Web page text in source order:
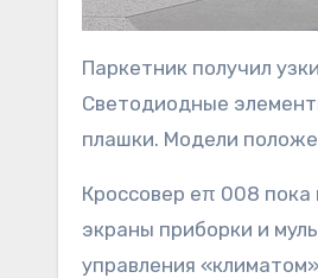
Паркетник получил
Светодиодные
плашки. Модели
Кроссовер eπ 008
экраны приборки и
управления